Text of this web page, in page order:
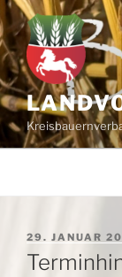
Zum
Inhalt
springen
AM
29. JANUAR